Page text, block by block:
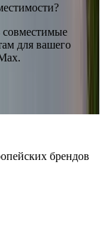
совместимые
для вашего
брендов